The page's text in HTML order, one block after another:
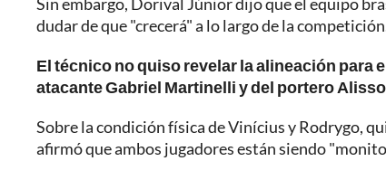
dudar de que "crecerá" a lo largo de la
El técnico no quiso revelar la alineación para
atacante Gabriel Martinelli y del portero
Sobre la condición física de Vinícius y Rodrygo,
afirmó que ambos jugadores están siendo